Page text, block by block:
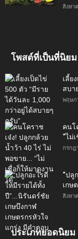
สิงหา
โพสต์ที่เป็นที่นิยม
เลี้ย
สบา
พฤษภ
คนโ
“ไม่
กรกฎ
“ปลู
เกษ
สิงหา
ประเภทยอดนิยม